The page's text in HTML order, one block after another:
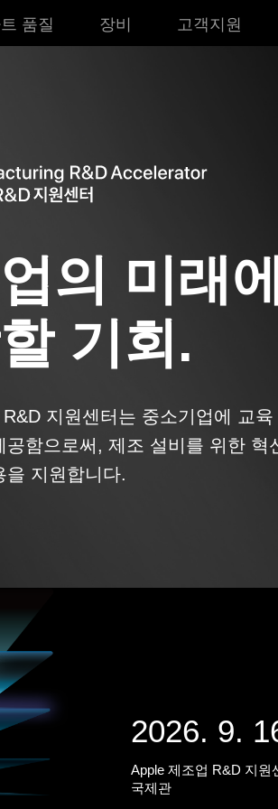
품질 장비 고객지원
의 미래
기회.
지원센터는 중소기업에 교육
공함으로써, 제조 설비를 위한 혁
을 지원합니다.
2026. 9.
Apple 제조업 R&D 지원
국제관